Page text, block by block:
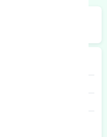
برای اطلاع از موجودی و